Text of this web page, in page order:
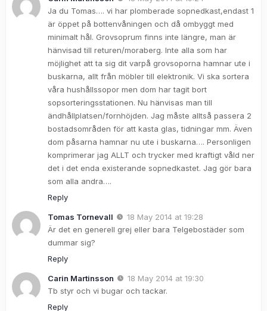
Ja du Tomas…. vi har plomberade sopnedkast,endast 1
är öppet på bottenvåningen och då ombyggt med
minimalt hål. Grovsoprum finns inte längre, man är
hänvisad till returen/moraberg. Inte alla som har
möjlighet att ta sig dit varpå grovsoporna hamnar ute i
buskarna, allt från möbler till elektronik. Vi ska sortera
våra hushållssopor men dom har tagit bort
sopsorteringsstationen. Nu hänvisas man till
ändhållplatsen/fornhöjden. Jag måste alltså passera 2
bostadsområden för att kasta glas, tidningar mm. Även
dom påsarna hamnar nu ute i buskarna…. Personligen
komprimerar jag ALLT och trycker med kraftigt våld ner
det i det enda existerande sopnedkastet. Jag gör bara
som alla andra….
Reply
Tomas Tornevall
18 May 2014 at 19:28
Är det en generell grej eller bara Telgebostäder som
dummar sig?
Reply
Carin Martinsson
18 May 2014 at 19:30
Tb styr och vi bugar och tackar.
Reply